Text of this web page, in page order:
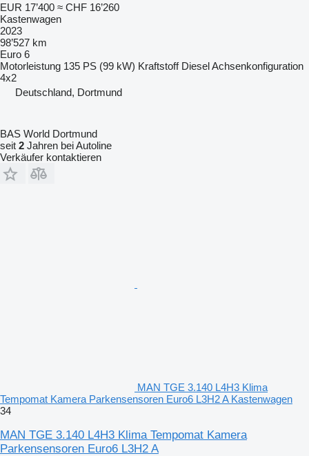
EUR 17’400 ≈ CHF 16’260
Kastenwagen
2023
98’527 km
Euro 6
Motorleistung 135 PS (99 kW) Kraftstoff DieselAchsenkonfiguration
4x2
Deutschland, Dortmund
BAS World Dortmund
seit 2 Jahren bei Autoline
Verkäufer kontaktieren
MAN TGE 3.140 L4H3 Klima
Tempomat Kamera Parkensensoren Euro6 L3H2 A Kastenwagen
34
MAN TGE 3.140 L4H3 Klima Tempomat Kamera
Parkensensoren Euro6 L3H2 A